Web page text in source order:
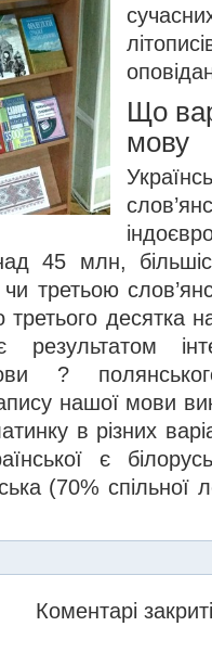
Що
мову
45 млн,
третьою
десятка
?
нашої мови
в різних
є
(70% спільної
Коментарі